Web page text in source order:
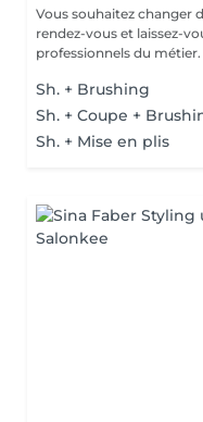
Vous souhaitez changer
rendez-vous et laissez-
Sh. + Brushing
Sh. + Coupe +
Sh. + Mise en plis